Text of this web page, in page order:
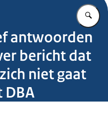
antwoorden
bericht dat
niet gaat
DBA